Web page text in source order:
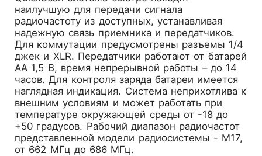
наилучшую для передачи сигнала
радиочастоту из доступных, устанавливая
надежную связь приемника и передатчиков.
Для коммутации предусмотрены разъемы 1/4
джек и XLR. Передатчики работают от батарей
АА 1,5 В, время непрерывной работы – до 14
часов. Для контроля заряда батареи имеется
наглядная индикация. Система неприхотлива к
внешним условиям и может работать при
температуре окружающей среды от -18 до
+50 градусов. Рабочий диапазон радиочастот
представленной модели радиосистемы - M17,
от 662 МГц до 686 МГц.